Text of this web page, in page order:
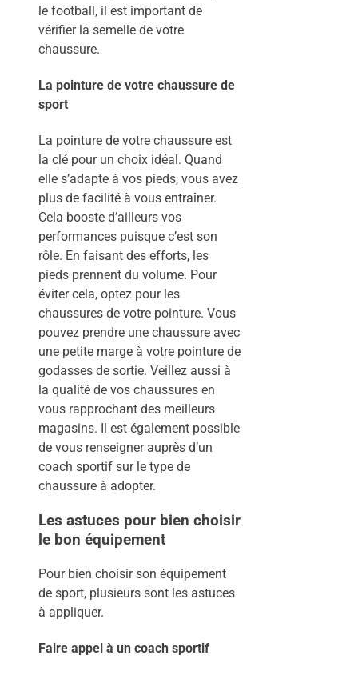
le football, il est important de
vérifier la semelle de votre
chaussure.
La pointure de votre chaussure de
sport
La pointure de votre chaussure est
la clé pour un choix idéal. Quand
elle s’adapte à vos pieds, vous avez
plus de facilité à vous entraîner.
Cela booste d’ailleurs vos
performances puisque c’est son
rôle. En faisant des efforts, les
pieds prennent du volume. Pour
éviter cela, optez pour les
chaussures de votre pointure. Vous
pouvez prendre une chaussure avec
une petite marge à votre pointure de
godasses de sortie. Veillez aussi à
la qualité de vos chaussures en
vous rapprochant des meilleurs
magasins. Il est également possible
de vous renseigner auprès d’un
coach sportif sur le type de
chaussure à adopter.
Les astuces pour bien choisir
le bon équipement
Pour bien choisir son équipement
de sport, plusieurs sont les astuces
à appliquer.
Faire appel à un coach sportif